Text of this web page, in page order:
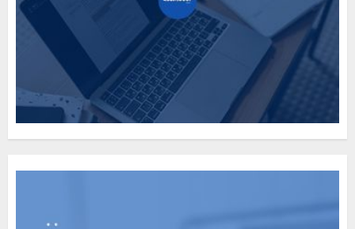
How Many of These Italian
MAYO 14, 2024 814